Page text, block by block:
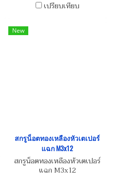
เปรียบเทียบ
New
สกรูน็อตทองเหลืองหัวเตเปอร์
แฉก M3x12
สกรูน็อตทองเหลืองหัวเตเปอร์
แฉก M3x12